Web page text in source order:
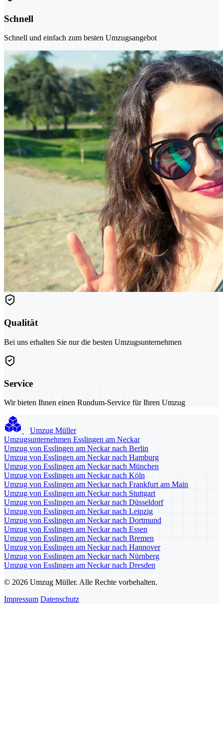
Schnell
Schnell und einfach zum besten Umzugsangebot
Qualität
Bei uns erhalten Sie nur die besten Umzugsunternehmen
Service
Wir bieten Ihnen einen Rundum-Service für Ihren Umzug
Umzug Müller
Umzugsunternehmen Esslingen am Neckar
Umzug von Esslingen am Neckar nach Berlin
Umzug von Esslingen am Neckar nach Hamburg
Umzug von Esslingen am Neckar nach München
Umzug von Esslingen am Neckar nach Köln
Umzug von Esslingen am Neckar nach Frankfurt am Main
Umzug von Esslingen am Neckar nach Stuttgart
Umzug von Esslingen am Neckar nach Düsseldorf
Umzug von Esslingen am Neckar nach Leipzig
Umzug von Esslingen am Neckar nach Dortmund
Umzug von Esslingen am Neckar nach Essen
Umzug von Esslingen am Neckar nach Bremen
Umzug von Esslingen am Neckar nach Hannover
Umzug von Esslingen am Neckar nach Nürnberg
Umzug von Esslingen am Neckar nach Dresden
© 2026 Umzug Müller. Alle Rechte vorbehalten.
Impressum Datenschutz